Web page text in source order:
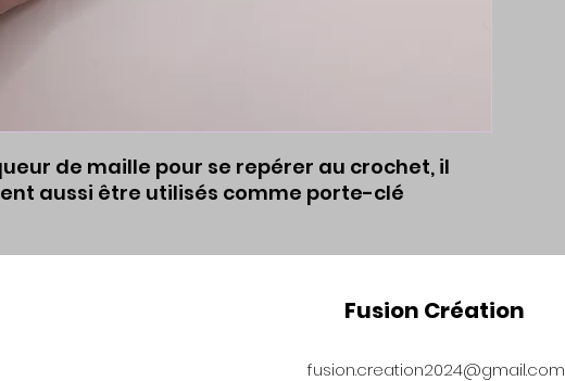
de maille pour se repérer au crochet, il
aussi être utilisés comme porte-clé
Fusion Création
fusion.creation2024@gmail.com